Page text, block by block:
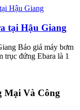
tại Hậu Giang
Báo giá máy bơm
trục đứng Ebara là 1
Mại Và Công